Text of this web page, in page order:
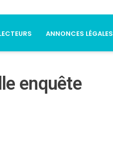
ANNONCES LÉGALES
enquête